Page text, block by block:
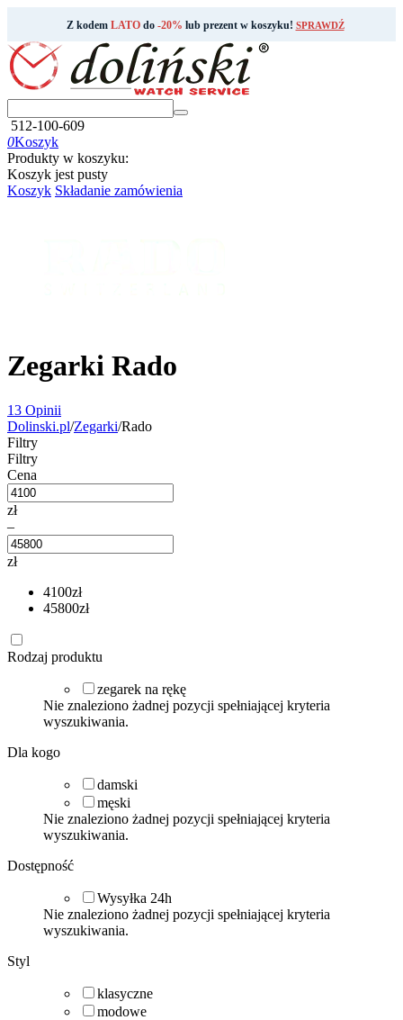
Z kodem LATOdo -20% lub prezent w koszyku! SPRAWDŹ
512-100-609
0Koszyk
Produkty w koszyku:
Koszyk jest pusty
Koszyk Składanie zamówienia
Zegarki Rado
13 Opinii
Dolinski.pl/Zegarki/Rado
Filtry
Filtry
Cena
zł
–
zł
4100zł
45800zł
Rodzaj produktu
zegarek na rękę
Nie znaleziono żadnej pozycji spełniającej kryteria
wyszukiwania.
Dla kogo
damski
męski
Nie znaleziono żadnej pozycji spełniającej kryteria
wyszukiwania.
Dostępność
Wysyłka 24h
Nie znaleziono żadnej pozycji spełniającej kryteria
wyszukiwania.
Styl
klasyczne
modowe